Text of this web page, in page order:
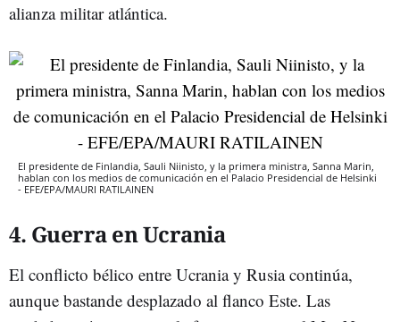
alianza militar atlántica.
El presidente de Finlandia, Sauli Niinisto, y la primera ministra, Sanna Marin,
hablan con los medios de comunicación en el Palacio Presidencial de Helsinki
- EFE/EPA/MAURI RATILAINEN
4. Guerra en Ucrania
El conflicto bélico entre Ucrania y Rusia continúa,
aunque bastande desplazado al flanco Este. Las